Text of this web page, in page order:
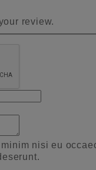
review.
nisi eu